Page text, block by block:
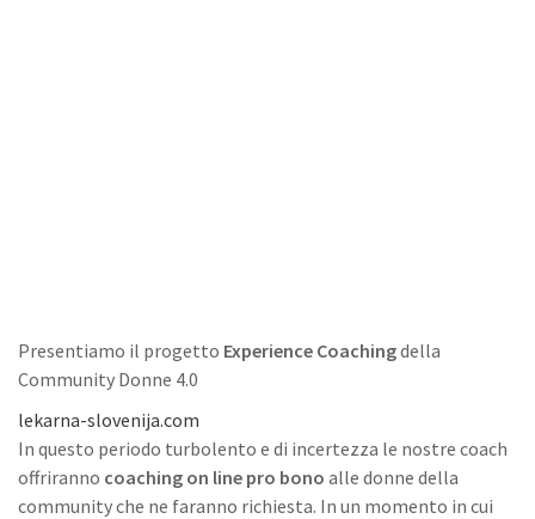
Presentiamo il progetto Experience Coachingdella
Community Donne 4.0
lekarna-slovenija.com
In questo periodo turbolento e di incertezza le nostre coach
offriranno coaching on line pro bono alle donne della
community che ne faranno richiesta. In un momento in cui